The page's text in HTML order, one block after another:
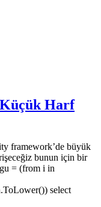
Harf
framework’de büyük
bunun için bir
= (from i in
select